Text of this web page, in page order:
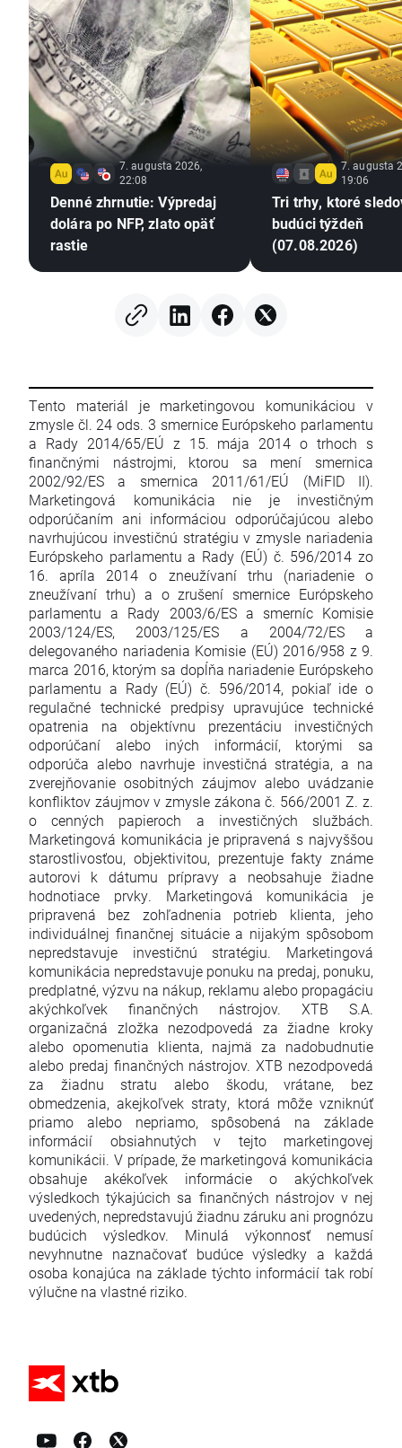
7. augusta 2026,
22:08
Denné zhrnutie: Výpredaj
dolára po NFP, zlato opäť
rastie
7. augusta
19:06
Tri trhy, ktoré
budúci týždeň
(07.08.2026)
Tento materiál je marketingovou komunikáciou v
zmysle čl. 24 ods. 3 smernice Európskeho parlamentu
a Rady 2014/65/EÚ z 15. mája 2014 o trhoch s
finančnými nástrojmi, ktorou sa mení smernica
2002/92/ES a smernica 2011/61/EÚ (MiFID II).
Marketingová komunikácia nie je investičným
odporúčaním ani informáciou odporúčajúcou alebo
navrhujúcou investičnú stratégiu v zmysle nariadenia
Európskeho parlamentu a Rady (EÚ) č. 596/2014 zo
16. apríla 2014 o zneužívaní trhu (nariadenie o
zneužívaní trhu) a o zrušení smernice Európskeho
parlamentu a Rady 2003/6/ES a smerníc Komisie
2003/124/ES, 2003/125/ES a 2004/72/ES a
delegovaného nariadenia Komisie (EÚ) 2016/958 z 9.
marca 2016, ktorým sa dopĺňa nariadenie Európskeho
parlamentu a Rady (EÚ) č. 596/2014, pokiaľ ide o
regulačné technické predpisy upravujúce technické
opatrenia na objektívnu prezentáciu investičných
odporúčaní alebo iných informácií, ktorými sa
odporúča alebo navrhuje investičná stratégia, a na
zverejňovanie osobitných záujmov alebo uvádzanie
konfliktov záujmov v zmysle zákona č. 566/2001 Z. z.
o cenných papieroch a investičných službách.
Marketingová komunikácia je pripravená s najvyššou
starostlivosťou, objektivitou, prezentuje fakty známe
autorovi k dátumu prípravy a neobsahuje žiadne
hodnotiace prvky. Marketingová komunikácia je
pripravená bez zohľadnenia potrieb klienta, jeho
individuálnej finančnej situácie a nijakým spôsobom
nepredstavuje investičnú stratégiu. Marketingová
komunikácia nepredstavuje ponuku na predaj, ponuku,
predplatné, výzvu na nákup, reklamu alebo propagáciu
akýchkoľvek finančných nástrojov. XTB S.A.
organizačná zložka nezodpovedá za žiadne kroky
alebo opomenutia klienta, najmä za nadobudnutie
alebo predaj finančných nástrojov. XTB nezodpovedá
za žiadnu stratu alebo škodu, vrátane, bez
obmedzenia, akejkoľvek straty, ktorá môže vzniknúť
priamo alebo nepriamo, spôsobená na základe
informácií obsiahnutých v tejto marketingovej
komunikácii. V prípade, že marketingová komunikácia
obsahuje akékoľvek informácie o akýchkoľvek
výsledkoch týkajúcich sa finančných nástrojov v nej
uvedených, nepredstavujú žiadnu záruku ani prognózu
budúcich výsledkov. Minulá výkonnosť nemusí
nevyhnutne naznačovať budúce výsledky a každá
osoba konajúca na základe týchto informácií tak robí
výlučne na vlastné riziko.